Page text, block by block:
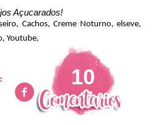
Açucarados!
, Cachos, Creme Noturno, elseve,
, Youtube,
10